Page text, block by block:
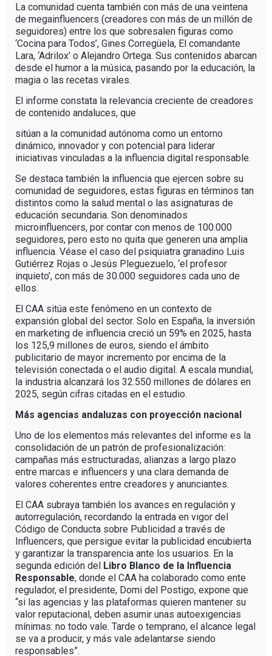
La comunidad cuenta también con más de una veintena
de megainfluencers (creadores con más de un millón de
seguidores) entre los que sobresalen figuras como
‘Cocina para Todos’, Gines Corregüela, El comandante
Lara, ‘Adrilox’ o Alejandro Ortega. Sus contenidos abarcan
desde el humor a la música, pasando por la educación, la
magia o las recetas virales.
El informe constata la relevancia creciente de creadores
de contenido andaluces, que
sitúan a la comunidad autónoma como un entorno
dinámico, innovador y con potencial para liderar
iniciativas vinculadas a la influencia digital responsable.
Se destaca también la influencia que ejercen sobre su
comunidad de seguidores, estas figuras en términos tan
distintos como la salud mental o las asignaturas de
educación secundaria. Son denominados
microinfluencers, por contar con menos de 100.000
seguidores, pero esto no quita que generen una amplia
influencia. Véase el caso del psiquiatra granadino Luis
Gutiérrez Rojas o Jesús Pleguezuelo, ‘el profesor
inquieto’, con más de 30.000 seguidores cada uno de
ellos.
El CAA sitúa este fenómeno en un contexto de
expansión global del sector. Solo en España, la inversión
en marketing de influencia creció un 59% en 2025, hasta
los 125,9 millones de euros, siendo el ámbito
publicitario de mayor incremento por encima de la
televisión conectada o el audio digital. A escala mundial,
la industria alcanzará los 32.550 millones de dólares en
2025, según cifras citadas en el estudio.
Más agencias andaluzas con proyección nacional
Uno de los elementos más relevantes del informe es la
consolidación de un patrón de profesionalización:
campañas más estructuradas, alianzas a largo plazo
entre marcas e influencers y una clara demanda de
valores coherentes entre creadores y anunciantes.
El CAA subraya también los avances en regulación y
autorregulación, recordando la entrada en vigor del
Código de Conducta sobre Publicidad a través de
Influencers, que persigue evitar la publicidad encubierta
y garantizar la transparencia ante los usuarios. En la
segunda edición del Libro Blanco de la Influencia
Responsable, donde el CAA ha colaborado como ente
regulador, el presidente, Domi del Postigo, expone que
“si las agencias y las plataformas quieren mantener su
valor reputacional, deben asumir unas autoexigencias
mínimas: no todo vale. Tarde o temprano, el alcance legal
se va a producir, y más vale adelantarse siendo
responsables”.